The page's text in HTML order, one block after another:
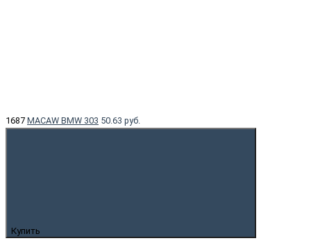
1687 MACAW BMW 303 50.63 руб.
Купить